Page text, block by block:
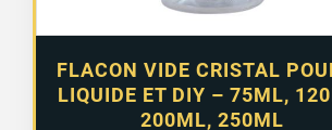
FLACON VIDE CRISTAL
LIQUIDE ET DIY – 75ML,
200ML, 250ML